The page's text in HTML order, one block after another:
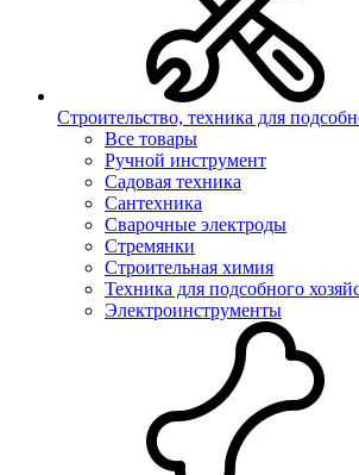
Строительство, техника для
Все товары
Ручной инструмент
Садовая техника
Сантехника
Сварочные электроды
Стремянки
Строительная химия
Техника для подсобного
Электроинструменты